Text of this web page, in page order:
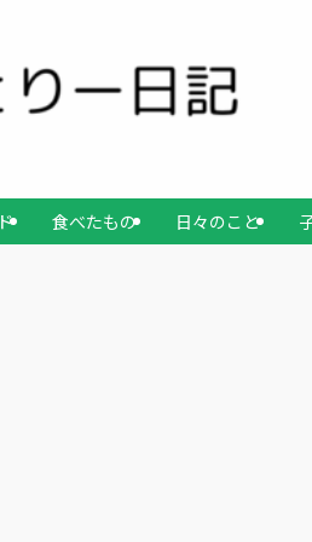
食べたもの 日々のこと